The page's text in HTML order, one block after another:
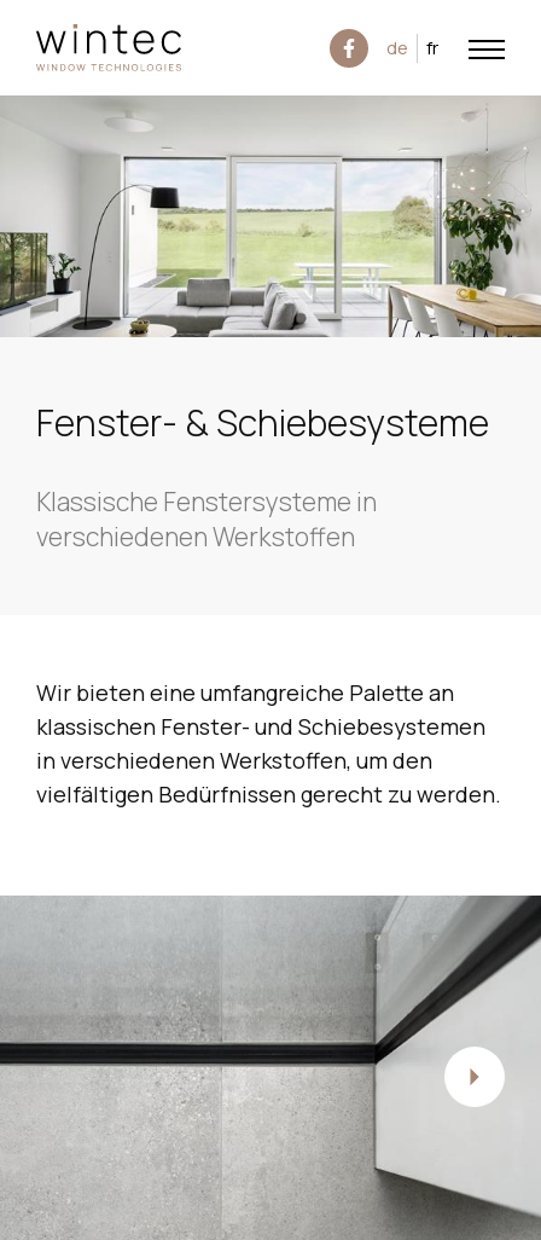
de fr
Fenster- & Schiebesysteme
Klassische Fenstersysteme in
verschiedenen Werkstoffen
Wir bieten eine umfangreiche Palette an
klassischen Fenster- und Schiebesystemen
in verschiedenen Werkstoffen, um den
vielfältigen Bedürfnissen gerecht zu werden.